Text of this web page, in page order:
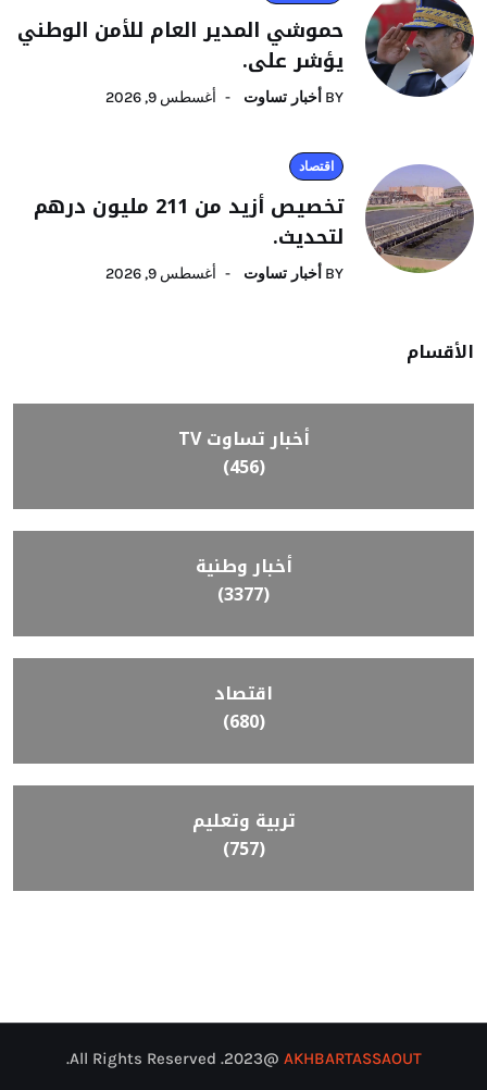
حموشي المدير العام للأمن الوطني
يؤشر على.
BY أخبار تساوت أغسطس 9, 2026
اقتصاد
تخصيص أزيد من 211 مليون درهم
لتحديث.
BY أخبار تساوت أغسطس 9, 2026
الأقسام
أخبار تساوت TV
(456)
أخبار وطنية
(3377)
اقتصاد
(680)
تربية وتعليم
(757)
AKHBARTASSAOUT
@2023. All Rights Reserved.